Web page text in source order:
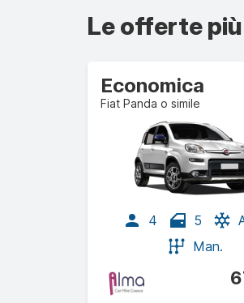
Le offerte
Economica
Fiat Panda o simile
4 5
Man.